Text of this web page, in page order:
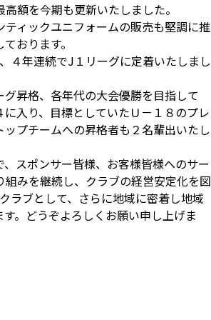
高額を今期も更新いたしました。
ィックユニフォームの販売も堅調に推
おります。
４年連続でJ１リーグに定着いたしまし
昇格、各年代の大会優勝を目指して
入り、目標としていたＵ－１８のプレ
プチームへの昇格者も２名輩出いたし
スポンサー皆様、お客様皆様へのサー
みを継続し、クラブの経営安定化を図
ラブとして、さらに地域に密着し地域
。どうぞよろしくお願い申し上げま